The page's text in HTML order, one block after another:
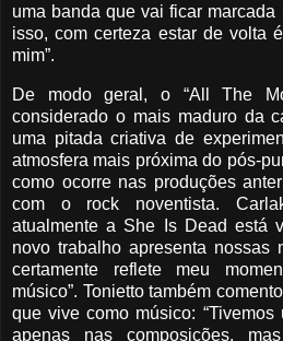
uma banda que vai ficar
isso, com certeza estar de volta
mim”.
De modo geral, o “All The
considerado o mais maduro da
uma pitada criativa de
atmosfera mais próxima do pós-
como ocorre nas produções
com o rock noventista.
atualmente a She Is Dead está
novo trabalho apresenta nossas
certamente reflete meu
músico”. Tonietto também
que vive como músico:
apenas nas composições,